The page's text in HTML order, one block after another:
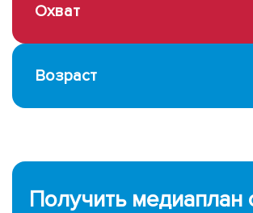
Охват
Возраст
Получить медиаплан